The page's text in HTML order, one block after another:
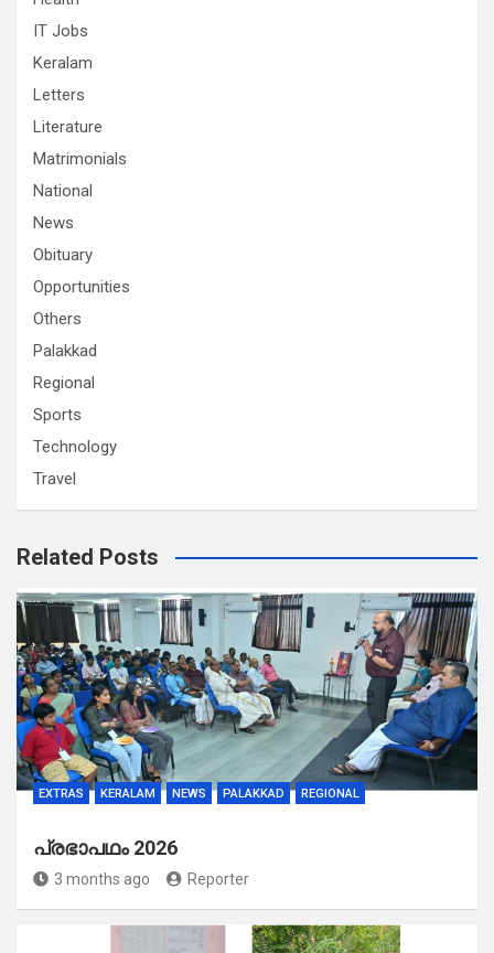
IT Jobs
Keralam
Letters
Literature
Matrimonials
National
News
Obituary
Opportunities
Others
Palakkad
Regional
Sports
Technology
Travel
Related Posts
EXTRAS KERALAM NEWS PALAKKAD REGIONAL
പ്രഭാപഥം 2026
3 months ago Reporter